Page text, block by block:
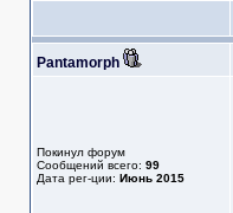
Pantamorph
Покинул форум
Сообщений всего: 99
Дата рег-ции: Июнь 2015